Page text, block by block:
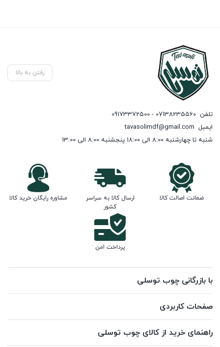
رفتن به بالا
تلفن 07138235560 - 09173372500
ایمیل tavasolimdf@gmail.com
شنبه تا چهارشنبه 8:00 الی 18:00 پنجشنبه 8:00 الی 13:00
ضمانت اصالت کالا
ارسال کالا به سراسر
کشور
مشاوره رایگان خرید کالا
پرداخت امن
با بازرگانی چوب توسلی
صفحات کاربردی
راهنمای خرید از کالای چوب توسلی